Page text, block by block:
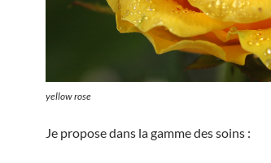
yellow rose
Je propose dans la gamme des soins :